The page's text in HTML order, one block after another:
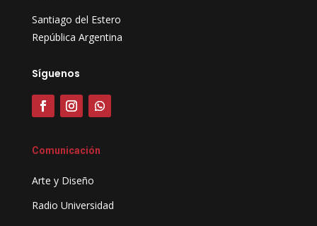
Santiago del Estero
República Argentina
Síguenos
Comunicación
Arte y Diseño
Radio Universidad